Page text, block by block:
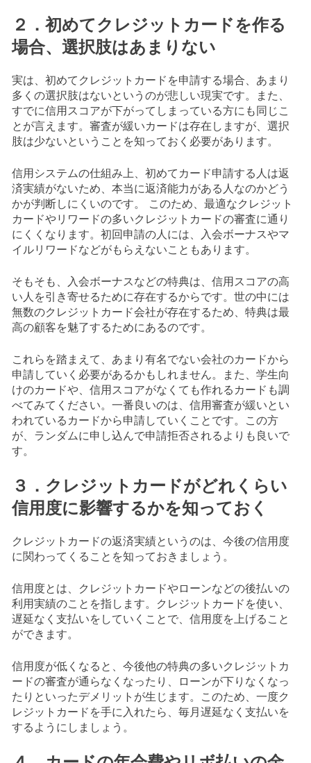
２．初めてクレジットカードを作る
場合、選択肢はあまりない
実は、初めてクレジットカードを申請する場合、あまり
多くの選択肢はないというのが悲しい現実です。また、
すでに信用スコアが下がってしまっている方にも同じこ
とが言えます。審査が緩いカードは存在しますが、選択
肢は少ないということを知っておく必要があります。
信用システムの仕組み上、初めてカード申請する人は返
済実績がないため、本当に返済能力がある人なのかどう
かが判断しにくいのです。 このため、最適なクレジット
カードやリワードの多いクレジットカードの審査に通り
にくくなります。初回申請の人には、入会ボーナスやマ
イルリワードなどがもらえないこともあります。
そもそも、入会ボーナスなどの特典は、信用スコアの高
い人を引き寄せるために存在するからです。世の中には
無数のクレジットカード会社が存在するため、特典は最
高の顧客を魅了するためにあるのです。
これらを踏まえて、あまり有名でない会社のカードから
申請していく必要があるかもしれません。また、学生向
けのカードや、信用スコアがなくても作れるカードも調
べてみてください。一番良いのは、信用審査が緩いとい
われているカードから申請していくことです。この方
が、ランダムに申し込んで申請拒否されるよりも良いで
す。
３．クレジットカードがどれくらい
信用度に影響するかを知っておく
クレジットカードの返済実績というのは、今後の信用度
に関わってくることを知っておきましょう。
信用度とは、クレジットカードやローンなどの後払いの
利用実績のことを指します。クレジットカードを使い、
遅延なく支払いをしていくことで、信用度を上げること
ができます。
信用度が低くなると、今後他の特典の多いクレジットカ
ードの審査が通らなくなったり、ローンが下りなくなっ
たりといったデメリットが生じます。このため、一度ク
レジットカードを手に入れたら、毎月遅延なく支払いを
するようにしましょう。